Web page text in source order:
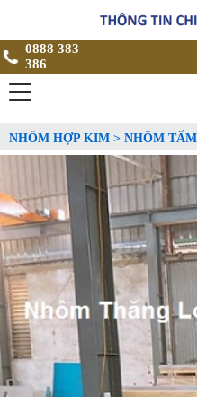
0888 383
386
NHÔM HỢP KIM > NHÔM